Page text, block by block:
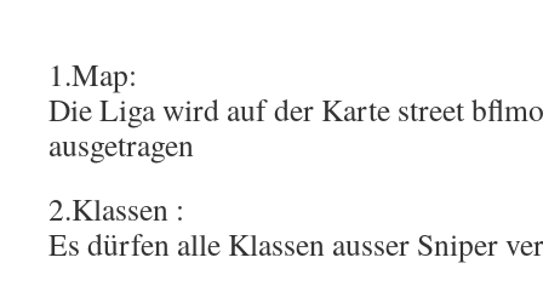
1.Map:
Die Liga wird auf der Karte street
ausgetragen
2.Klassen :
Es dürfen alle Klassen ausser Sniper